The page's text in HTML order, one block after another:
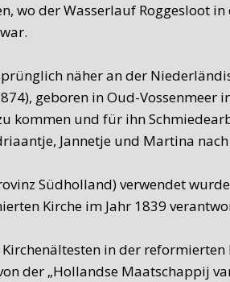
wo der Wasserlauf Roggesloot in
näher an der
geboren in Oud-Vossenmeer
kommen und für ihn
Jannetje und Martina nach
Südholland) verwendet
Kirche im Jahr 1839
in der reformierten
der „Hollandse Maatschappij